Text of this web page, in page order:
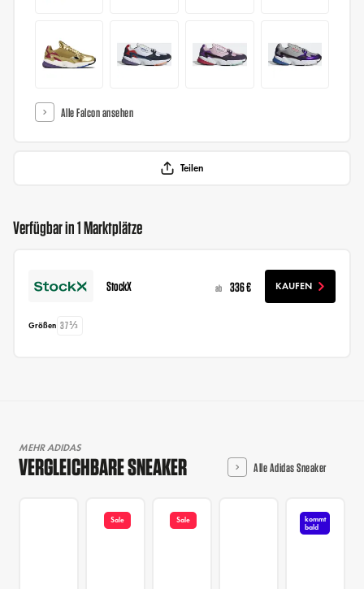
Alle Falcon ansehen
Teilen
Verfügbar in 1 Marktplätze
StockX ab 336 € KAUFEN
Größen 37⅓
MEHR ADIDAS
VERGLEICHBARE SNEAKER Alle Adidas Sneaker
Sale Sale
kommt
bald